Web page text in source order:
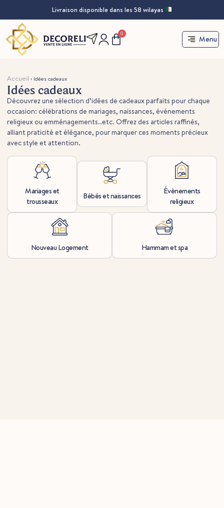
Livraison disponible dans les 58 wilayas
0
Menu
Accueil › Idées cadeaux
Idées cadeaux
Découvrez une sélection d’idées de cadeaux parfaits pour chaque
occasion: célébrations de mariages, naissances, événements
religieux ou emménagements..etc. Offrez des articles raffinés,
alliant praticité et élégance, pour marquer ces moments précieux
avec style et attention.
Mariages et
trousseaux
Bébés et naissances
Évènements
religieux
Nouveau Logement Hammam et spa